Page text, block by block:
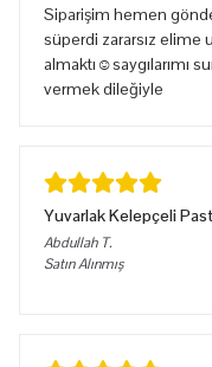
Siparişim hemen
süperdi zararsız elime
almaktı☺️saygılarımı
vermek dileğiyle
Yuvarlak Kelepçeli
Abdullah T.
Satın Alınmış